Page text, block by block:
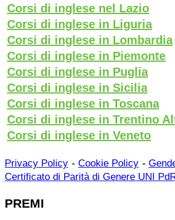
Corsi di inglese nel Lazio
Corsi di inglese in Liguria
Corsi di inglese in Lombardia
Corsi di inglese in Piemonte
Corsi di inglese in Puglia
Corsi di inglese in Sicilia
Corsi di inglese in Toscana
Corsi di inglese in Trentino
Corsi di inglese in Veneto
Privacy Policy - Cookie Policy -
Certificato di Parità di Genere UNI
PREMI